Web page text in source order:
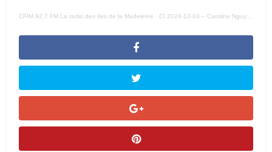
CFIM 92,7 FM La radio des Iles de la Madeleine · CI 2024-12-03 – Caroline Nguyen Minh, nouvelle DGA à la Municipalité des Îles